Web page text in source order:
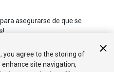
asegurarse de que se
you agree to the storing of
site navigation,